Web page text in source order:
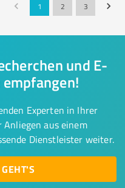
1 2 3
und E-
Experten in Ihrer
aus einem
Dienstleister weiter.